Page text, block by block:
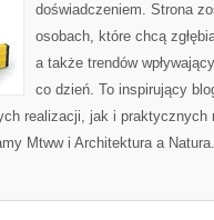
doświadczeniem. Strona
osobach, które chcą
a także trendów
co dzień. To inspirujący
realizacji, jak i praktycznych
Mtww i Architektura a